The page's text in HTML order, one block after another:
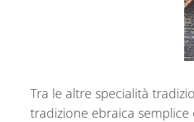
Tra le altre specialità
tradizione ebraica